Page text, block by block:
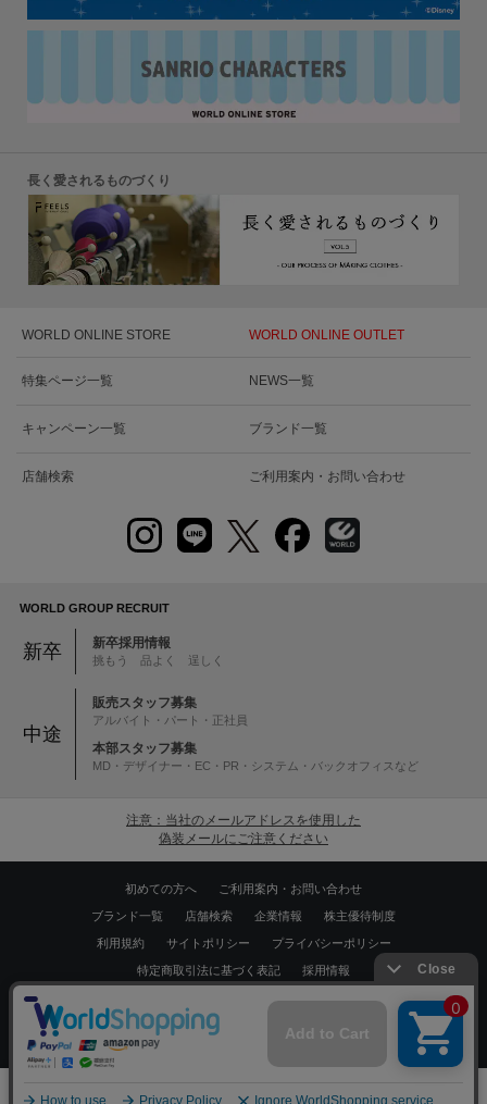
長く愛されるものづくり
WORLD ONLINE STORE WORLD ONLINE OUTLET
特集ページ一覧 NEWS一覧
キャンペーン一覧 ブランド一覧
店舗検索 ご利用案内・お問い合わせ
WORLD GROUP RECRUIT
新卒 新卒採用情報
挑もう 品よく 逞しく
中途
販売スタッフ募集
アルバイト・パート・正社員
本部スタッフ募集
MD・デザイナー・EC・PR・システム・バックオフィスなど
注意：当社のメールアドレスを使用した
偽装メールにご注意ください
初めての方へ ご利用案内・お問い合わせ
ブランド一覧 店舗検索 企業情報 株主優待制度
利用規約 サイトポリシー プライバシーポリシー
特定商取引法に基づく表記 採用情報
Copyrights © WORLD CO.,LTD. All rights reserved.
スマートフォン ｜PC